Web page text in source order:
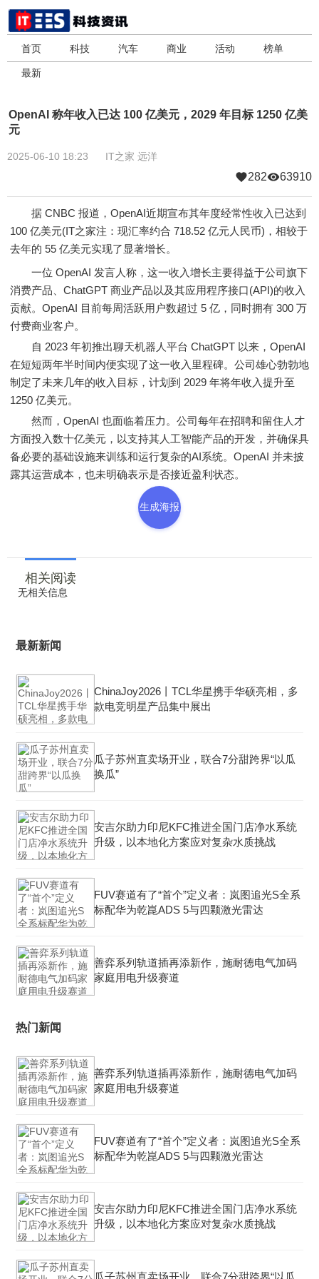
首页 科技 汽车 商业 活动 榜单
最新
OpenAI 称年收入已达 100 亿美元，2029 年目标 1250 亿美
元
2025-06-10 18:23 IT之家 远洋
282 63910
据 CNBC 报道，OpenAI近期宣布其年度经常性收入已达到
100 亿美元(IT之家注：现汇率约合 718.52 亿元人民币)，相较于
去年的 55 亿美元实现了显著增长。
一位 OpenAI 发言人称，这一收入增长主要得益于公司旗下
消费产品、ChatGPT 商业产品以及其应用程序接口(API)的收入
贡献。OpenAI 目前每周活跃用户数超过 5 亿，同时拥有 300 万
付费商业客户。
自 2023 年初推出聊天机器人平台 ChatGPT 以来，OpenAI
在短短两年半时间内便实现了这一收入里程碑。公司雄心勃勃地
制定了未来几年的收入目标，计划到 2029 年将年收入提升至
1250 亿美元。
然而，OpenAI 也面临着压力。公司每年在招聘和留住人才
方面投入数十亿美元，以支持其人工智能产品的开发，并确保具
备必要的基础设施来训练和运行复杂的AI系统。OpenAI 并未披
露其运营成本，也未明确表示是否接近盈利状态。
生成海报
相关阅读
无相关信息
最新新闻
ChinaJoy2026丨TCL华星携手华硕亮相，多
款电竞明星产品集中展出
瓜子苏州直卖场开业，联合7分甜跨界“以瓜
换瓜”
安吉尔助力印尼KFC推进全国门店净水系统
升级，以本地化方案应对复杂水质挑战
FUV赛道有了“首个”定义者：岚图追光S全系
标配华为乾崑ADS 5与四颗激光雷达
善弈系列轨道插再添新作，施耐德电气加码
家庭用电升级赛道
热门新闻
善弈系列轨道插再添新作，施耐德电气加码
家庭用电升级赛道
FUV赛道有了“首个”定义者：岚图追光S全系
标配华为乾崑ADS 5与四颗激光雷达
安吉尔助力印尼KFC推进全国门店净水系统
升级，以本地化方案应对复杂水质挑战
瓜子苏州直卖场开业，联合7分甜跨界“以瓜